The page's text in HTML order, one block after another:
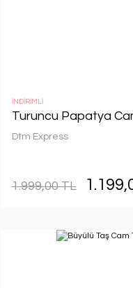
İNDİRİMLİ
Turuncu Papatya
Dtm Express
1.999,00 TL